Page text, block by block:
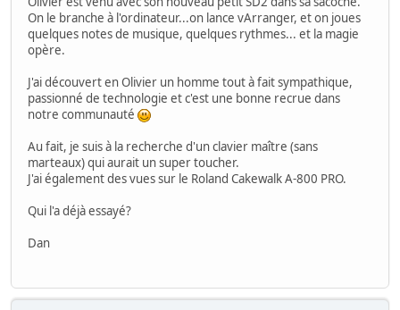
On le branche à l'ordinateur...on lance vArranger, et on joues
quelques notes de musique, quelques rythmes... et la magie
opère.
J'ai découvert en Olivier un homme tout à fait sympathique,
passionné de technologie et c'est une bonne recrue dans
notre communauté
Au fait, je suis à la recherche d'un clavier maître (sans
marteaux) qui aurait un super toucher.
J'ai également des vues sur le Roland Cakewalk A-800 PRO.
Qui l'a déjà essayé?
Dan